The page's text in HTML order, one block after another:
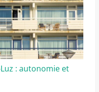
: autonomie et